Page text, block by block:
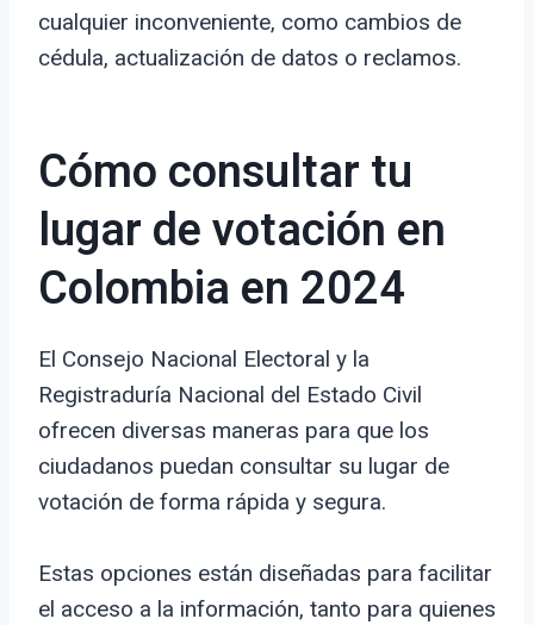
cualquier inconveniente, como cambios de
cédula, actualización de datos o reclamos.
Cómo consultar tu
lugar de votación en
Colombia en 2024
El Consejo Nacional Electoral y la
Registraduría Nacional del Estado Civil
ofrecen diversas maneras para que los
ciudadanos puedan consultar su lugar de
votación de forma rápida y segura.
Estas opciones están diseñadas para facilitar
el acceso a la información, tanto para quienes